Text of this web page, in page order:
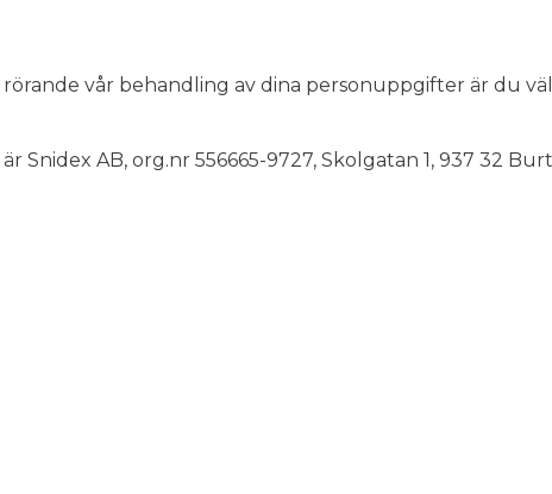
vår behandling av dina personuppgifter är du
Snidex AB, org.nr 556665-9727, Skolgatan 1, 937 32